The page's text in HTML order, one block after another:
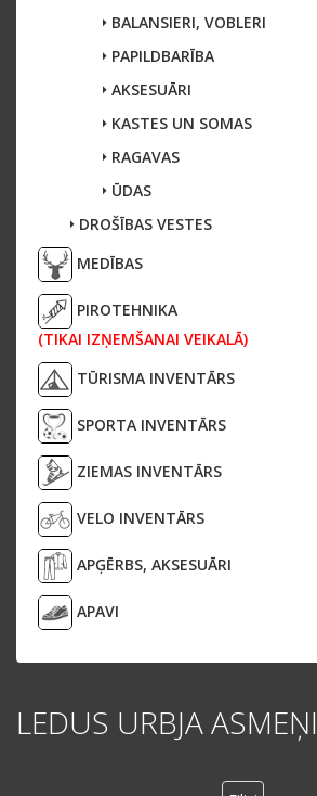
BALANSIERI, VOBLERI
PAPILDBARĪBA
AKSESUĀRI
KASTES UN SOMAS
RAGAVAS
ŪDAS
DROŠĪBAS VESTES
MEDĪBAS
PIROTEHNIKA
(TIKAI IZŅEMŠANAI VEIKALĀ)
TŪRISMA INVENTĀRS
SPORTA INVENTĀRS
ZIEMAS INVENTĀRS
VELO INVENTĀRS
APĢĒRBS, AKSESUĀRI
APAVI
LEDUS URBJA ASMEŅI